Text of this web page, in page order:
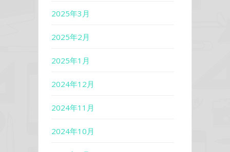
2025年3月
2025年2月
2025年1月
2024年12月
2024年11月
2024年10月